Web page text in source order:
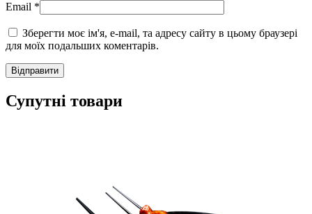
Email *
Зберегти моє ім'я, e-mail, та адресу сайту в цьому браузері
для моїх подальших коментарів.
Супутні товари